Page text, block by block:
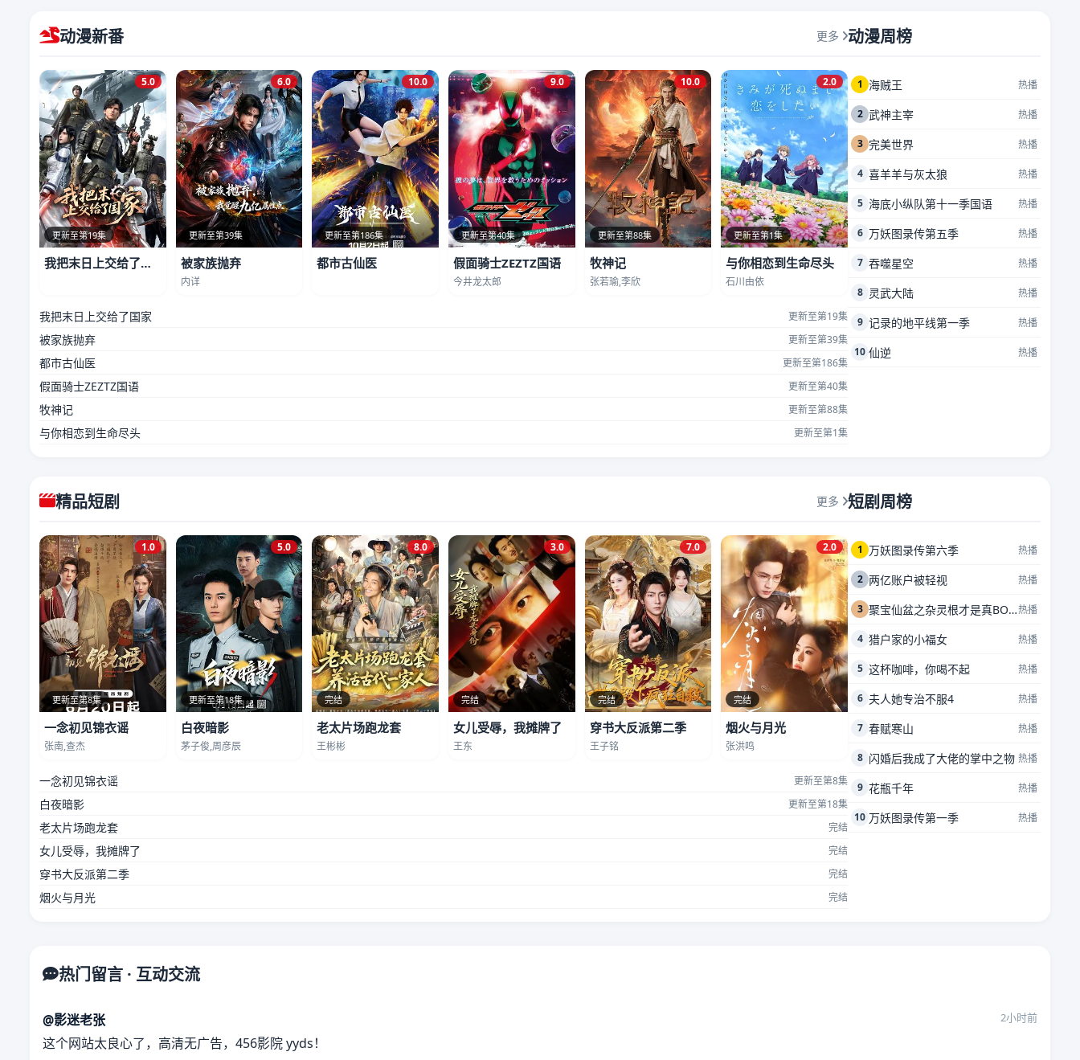
动漫新番 更多
更新至第19集
5.0
我把末日上交给了国家
更新至第39集
6.0
被家族抛弃
内详
更新至第186集
10.0
都市古仙医
更新至第40集
9.0
假面骑士ZEZTZ国语
今井龙太郎
更新至第88集
10.0
牧神记
张若瑜,李欣
更新至第1集
2.0
与你相恋到生命尽头
石川由依
我把末日上交给了国家 更新至第19集
被家族抛弃 更新至第39集
都市古仙医 更新至第186集
假面骑士ZEZTZ国语 更新至第40集
牧神记 更新至第88集
与你相恋到生命尽头 更新至第1集
动漫周榜
1 海贼王 热播
2 武神主宰 热播
3 完美世界 热播
4 喜羊羊与灰太狼 热播
5 海底小纵队第十一季国语 热播
6 万妖图录传第五季 热播
7 吞噬星空 热播
8 灵武大陆 热播
9 记录的地平线第一季 热播
10 仙逆 热播
精品短剧 更多
更新至第8集
1.0
一念初见锦衣谣
张南,查杰
更新至第18集
5.0
白夜暗影
茅子俊,周彦辰
完结
8.0
老太片场跑龙套
王彬彬
完结
3.0
女儿受辱，我摊牌了
王东
完结
7.0
穿书大反派第二季
王子铭
完结
2.0
烟火与月光
张洪鸣
一念初见锦衣谣 更新至第8集
白夜暗影 更新至第18集
老太片场跑龙套 完结
女儿受辱，我摊牌了 完结
穿书大反派第二季 完结
烟火与月光 完结
短剧周榜
1 万妖图录传第六季 热播
2 两亿账户被轻视 热播
3 聚宝仙盆之杂灵根才是真BOSS热播
4 猎户家的小福女 热播
5 这杯咖啡，你喝不起 热播
6 夫人她专治不服4 热播
7 春赋寒山 热播
8 闪婚后我成了大佬的掌中之物 热播
9 花瓶千年 热播
10 万妖图录传第一季 热播
热门留言 · 互动交流
@影迷老张 2小时前
这个网站太良心了，高清无广告，456影院 yyds！